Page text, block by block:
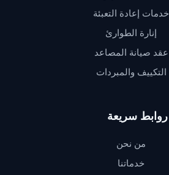
خدمات إعادة التعبئة
إنارة الطوارئ
عقد صيانة المصاعد
التكييف والمبردات
روابط سريعة
من نحن
خدماتنا